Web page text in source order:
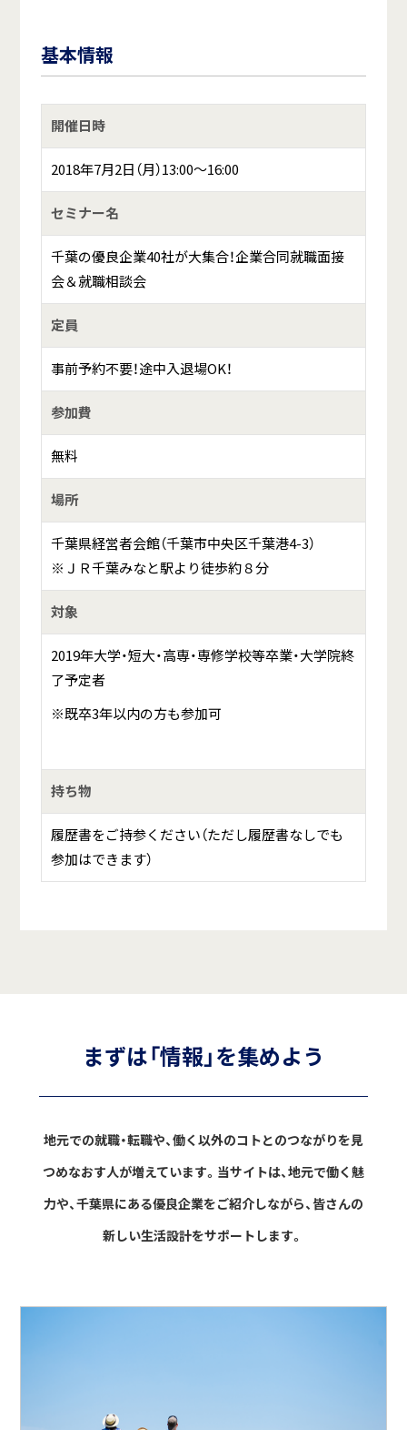
基本情報
開催日時
2018年7月2日（月）13:00～16:00
セミナー名
千葉の優良企業40社が大集合！企業合同就職面接
会＆就職相談会
定員
事前予約不要！途中入退場OK！
参加費
無料
場所
千葉県経営者会館（千葉市中央区千葉港4-3）
※ＪＲ千葉みなと駅より徒歩約８分
対象
2019年大学・短大・高専・専修学校等卒業・大学院終
了予定者
※既卒3年以内の方も参加可
持ち物
履歴書をご持参ください（ただし履歴書なしでも
参加はできます）
まずは「情報」を集めよう
地元での就職・転職や、働く以外のコトとのつながりを見
つめなおす人が増えています。 当サイトは、地元で働く魅
力や、千葉県にある優良企業をご紹介しながら、皆さんの
新しい生活設計をサポートします。